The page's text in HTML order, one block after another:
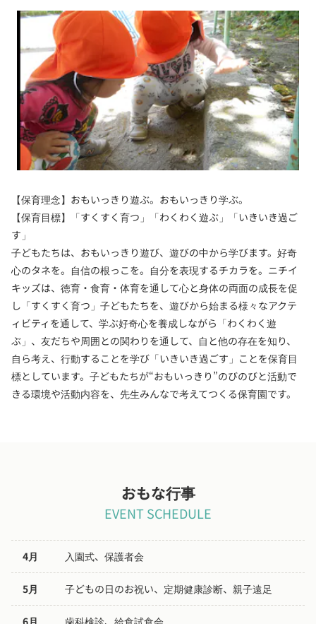
【保育理念】おもいっきり遊ぶ。おもいっきり学ぶ。
【保育目標】「すくすく育つ」「わくわく遊ぶ」「いきいき過ご
す」
子どもたちは、おもいっきり遊び、遊びの中から学びます。好奇
心のタネを。自信の根っこを。自分を表現するチカラを。ニチイ
キッズは、徳育・食育・体育を通して心と身体の両面の成長を促
し「すくすく育つ」子どもたちを、遊びから始まる様々なアクテ
ィビティを通して、学ぶ好奇心を養成しながら「わくわく遊
ぶ」、友だちや周囲との関わりを通して、自と他の存在を知り、
自ら考え、行動することを学び「いきいき過ごす」ことを保育目
標としています。子どもたちが“おもいっきり”のびのびと活動で
きる環境や活動内容を、先生みんなで考えてつくる保育園です。
おもな行事
EVENT SCHEDULE
4月 入園式、保護者会
5月 子どもの日のお祝い、定期健康診断、親子遠足
6月 歯科検診、給食試食会